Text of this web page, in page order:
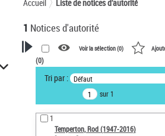
Accueil Liste de notices d’autorité
1 Notices d'autorité
VOTRE RECHERCHE
Recherche avancée dans les
notices d’autorité
Œuvres liées à l'auteur :
Temperton, Rod (1947-2016)
Voir la sélection (0)
(0)
Tri par : Défaut
sur 1
1
Temperton, Rod (1947-2016)